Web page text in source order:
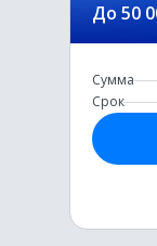
До 50
Сумма
Срок